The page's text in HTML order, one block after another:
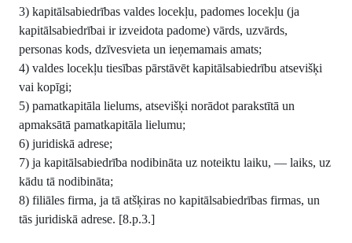
3) kapitālsabiedrības valdes locekļu, padomes locekļu (ja
kapitālsabiedrībai ir izveidota padome) vārds, uzvārds,
personas kods, dzīvesvieta un ieņemamais amats;
4) valdes locekļu tiesības pārstāvēt kapitālsabiedrību atsevišķi
vai kopīgi;
5) pamatkapitāla lielums, atsevišķi norādot parakstītā un
apmaksātā pamatkapitāla lielumu;
6) juridiskā adrese;
7) ja kapitālsabiedrība nodibināta uz noteiktu laiku, — laiks, uz
kādu tā nodibināta;
8) filiāles firma, ja tā atšķiras no kapitālsabiedrības firmas, un
tās juridiskā adrese. [8.p.3.]